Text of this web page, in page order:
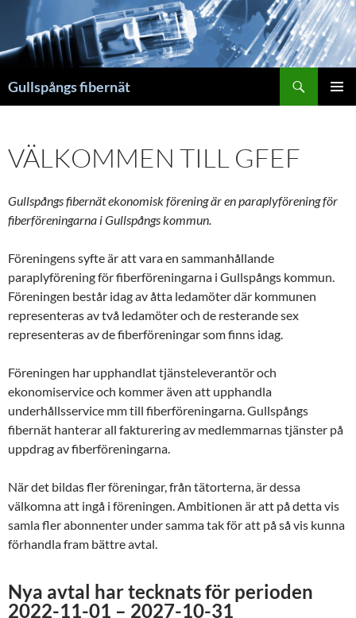
Hoppa
innehåll
Gullspångs fibernät
VÄLKOMMEN TILL GFEF
Gullspångs fibernät ekonomisk förening är en paraplyförening för
fiberföreningarna i Gullspångs kommun.
Föreningens syfte är att vara en sammanhållande
paraplyförening för fiberföreningarna i Gullspångs kommun.
Föreningen består idag av åtta ledamöter där kommunen
representeras av två ledamöter och de resterande sex
representeras av de fiberföreningar som finns idag.
Föreningen har upphandlat tjänsteleverantör och
ekonomiservice och kommer även att upphandla
underhållsservice mm till fiberföreningarna. Gullspångs
fibernät hanterar all fakturering av medlemmarnas tjänster på
uppdrag av fiberföreningarna.
När det bildas fler föreningar, från tätorterna, är dessa
välkomna att ingå i föreningen. Ambitionen är att på detta vis
samla fler abonnenter under samma tak för att på så vis kunna
förhandla fram bättre avtal.
Nya avtal har tecknats för perioden
2022-11-01 – 2027-10-31